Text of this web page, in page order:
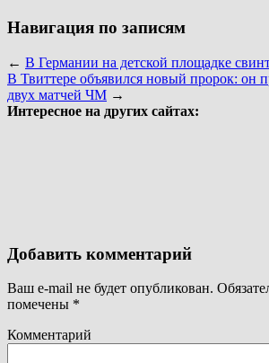
Навигация по записям
← В Германии на детской площадке
В Твиттере объявился новый пророк: он
двух матчей ЧМ →
Интересное на других сайтах:
Добавить комментарий
Ваш e-mail не будет опубликован.
помечены *
Комментарий